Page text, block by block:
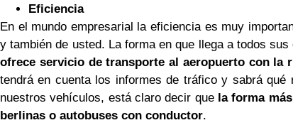
Eficiencia
En el mundo empresarial la eficiencia es muy
y también de usted. La forma en que llega a todos
ofrece servicio de transporte al aeropuerto con la
tendrá en cuenta los informes de tráfico y sabrá
nuestros vehículos, está claro decir quela forma más
berlinas o autobuses con conductor.